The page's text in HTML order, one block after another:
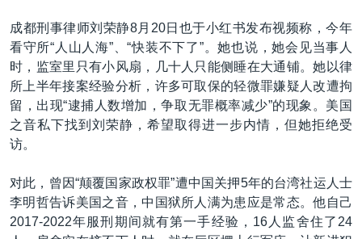
成都刑事律师刘荣静8月20日也于小红书发布视频称，今年
看守所“人山人海”、“快装不下了”。她也说，她会见当事人
时，监室里只有小风扇，几十人只能侧睡在大通铺。她以律
所上半年接案经验分析，许多可取保的轻微罪嫌疑人改遭拘
留，出现“逮捕人数增加，争取无罪概率减少”的现象。美国
之音私下找到刘荣静，希望取得进一步内情，但她拒绝受
访。
对此，曾因“颠覆国家政权罪”遭中国关押5年的台湾社运人士
李明哲告诉美国之音，中国狱所人满为患应是常态。他自己
2017-2022年服刑期间就有第一手经验，16人监舍住了24